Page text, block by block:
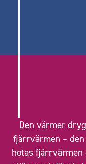
Den värmer
fjärrvärmen –
hotas fjärrvärmen